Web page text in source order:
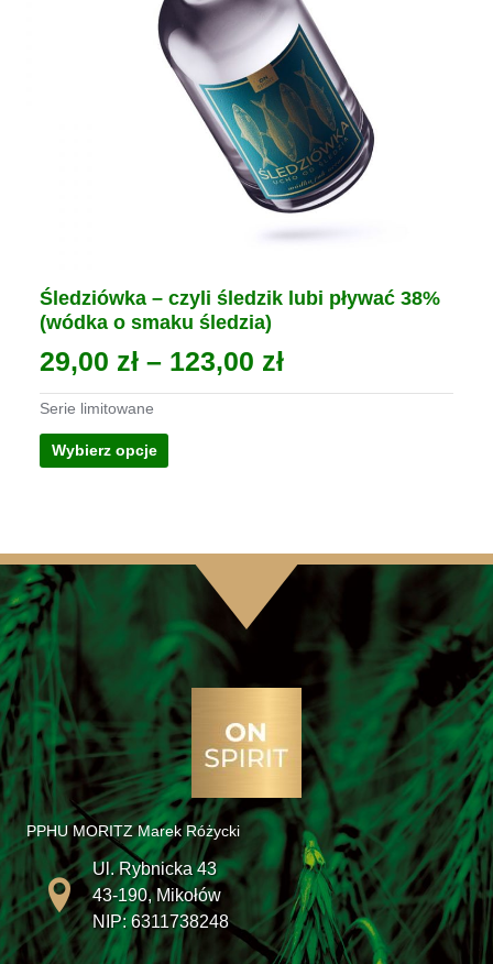
Śledziówka – czyli śledzik lubi pływać 38%
(wódka o smaku śledzia)
29,00 zł – 123,00 złZakres
cen:
Serie limitowane
Wybierz opcje
Ten
Opcje
można
na
stronie
produktu
PPHU MORITZ Marek Różycki
Ul. Rybnicka 43
43-190, Mikołów
NIP: 6311738248